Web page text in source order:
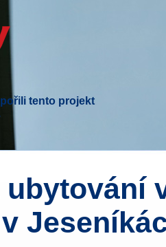
tento projekt
ubytování